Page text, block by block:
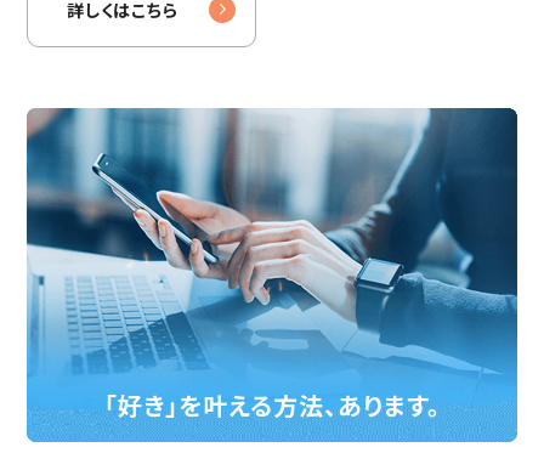
詳しくはこちら
「好き」を叶える方法、あります。